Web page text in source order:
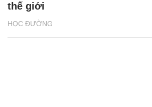
HỌC ĐƯỜNG
thế giới